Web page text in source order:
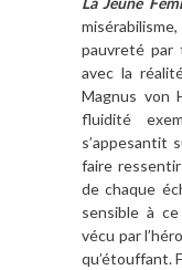
pauvreté par
avec la
Magnus von
fluidité
s’appesantit
faire
de chaque
sensible à
vécu par
qu’étouffant.